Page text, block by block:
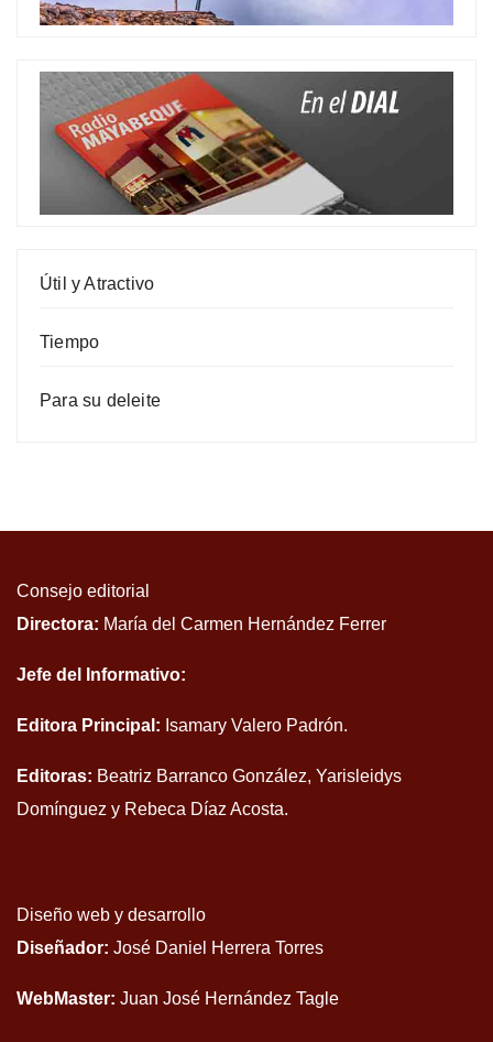
Útil y Atractivo
Tiempo
Para su deleite
Consejo editorial
Directora: María del Carmen Hernández Ferrer
Jefe del Informativo:
Editora Principal: Isamary Valero Padrón.
Editoras: Beatriz Barranco González, Yarisleidys
Domínguez y Rebeca Díaz Acosta.
Diseño web y desarrollo
Diseñador: José Daniel Herrera Torres
WebMaster: Juan José Hernández Tagle